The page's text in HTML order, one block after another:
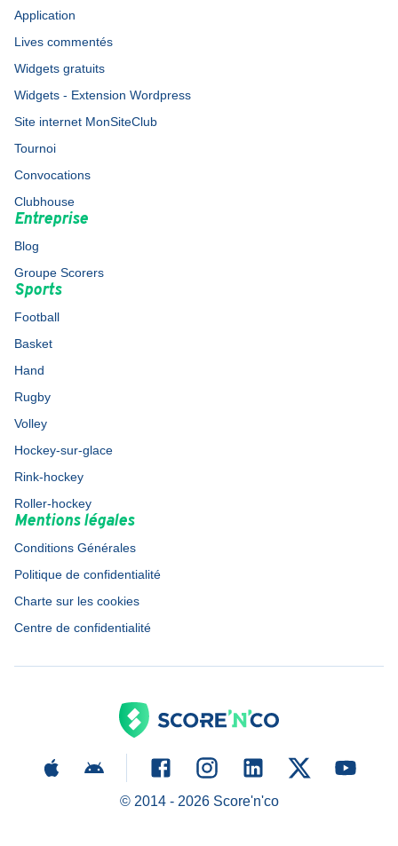
Application
Lives commentés
Widgets gratuits
Widgets - Extension Wordpress
Site internet MonSiteClub
Tournoi
Convocations
Clubhouse
Entreprise
Blog
Groupe Scorers
Sports
Football
Basket
Hand
Rugby
Volley
Hockey-sur-glace
Rink-hockey
Roller-hockey
Mentions légales
Conditions Générales
Politique de confidentialité
Charte sur les cookies
Centre de confidentialité
© 2014 - 2026Score'n'co